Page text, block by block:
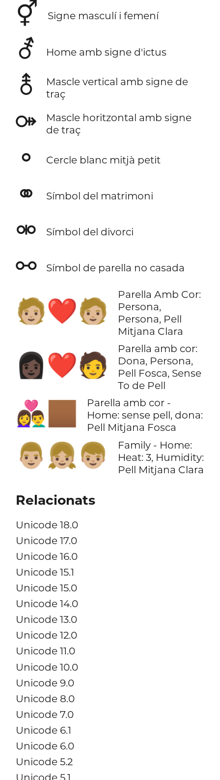
⚥ Signe masculí i femení
⚦ Home amb signe d'ictus
⚨
Mascle vertical amb signe de
traç
⚩
Mascle horitzontal amb signe
de traç
⚬ Cercle blanc mitjà petit
⚭ Símbol del matrimoni
⚮ Símbol del divorci
⚯ Símbol de parella no casada
🧑🏼‍❤️‍🧑🏼
Parella Amb Cor:
Persona,
Persona, Pell
Mitjana Clara
👩🏿‍❤️‍🧑
Parella amb cor:
Dona, Persona,
Pell Fosca, Sense
To de Pell
👨‍❤️‍👩🏾
Parella amb cor -
Home: sense pell, dona:
Pell Mitjana Fosca
👨🏼‍👧🏼‍👦🏼
Family - Home:
Heat: 3, Humidity:
Pell Mitjana Clara
Relacionats
Unicode 18.0
Unicode 17.0
Unicode 16.0
Unicode 15.1
Unicode 15.0
Unicode 14.0
Unicode 13.0
Unicode 12.0
Unicode 11.0
Unicode 10.0
Unicode 9.0
Unicode 8.0
Unicode 7.0
Unicode 6.1
Unicode 6.0
Unicode 5.2
Unicode 5.1